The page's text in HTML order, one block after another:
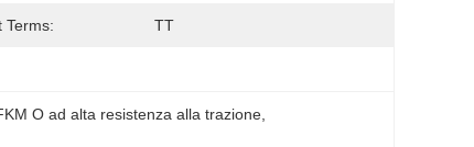
Terms: TT
O ad alta resistenza alla trazione